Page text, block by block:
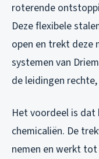
roterende
Deze flexibele
open en trekt deze
systemen van
de leidingen
Het voordeel is
chemicaliën. De
nemen en werkt